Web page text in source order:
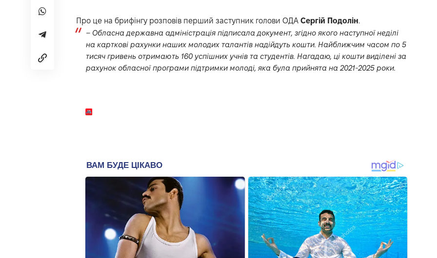
Про це на брифінгу розповів перший заступник голови ОДА Сергій Подолін.
– Обласна державна адміністрація підписала документ, згідно якого наступної неділі
на карткові рахунки наших молодих талантів надійдуть кошти. Найближчим часом по 5
тисяч гривень отримають 160 успішних учнів та студентів. Нагадаю, ці кошти виділені за
рахунок обласної програми підтримки молоді, яка була прийнята на 2021-2025 роки.